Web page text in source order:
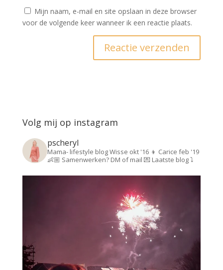
Mijn naam, e-mail en site opslaan in deze browser
voor de volgende keer wanneer ik een reactie plaats.
Volg mij op instagram
pscheryl
Mama- lifestyle blogWisse okt '16 👦 Carice feb '19
👶🏼 Samenwerken? DM of mail 💌Laatste blog ⤵️